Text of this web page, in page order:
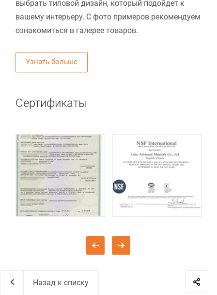
выбрать типовой дизайн, который подойдет к
вашему интерьеру. С фото примеров рекомендуем
ознакомиться в галерее товаров.
Узнать больше
Сертификаты
Назад к списку